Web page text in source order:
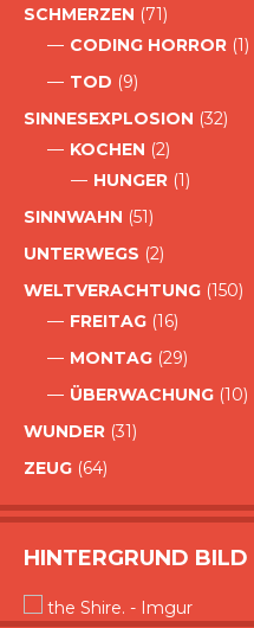
SCHMERZEN (71)
CODING HORROR (1)
TOD (9)
SINNESEXPLOSION (32)
KOCHEN (2)
HUNGER (1)
SINNWAHN (51)
UNTERWEGS (2)
WELTVERACHTUNG (150)
FREITAG (16)
MONTAG (29)
ÜBERWACHUNG (10)
WUNDER (31)
ZEUG (64)
HINTERGRUND BILD
the Shire. - Imgur